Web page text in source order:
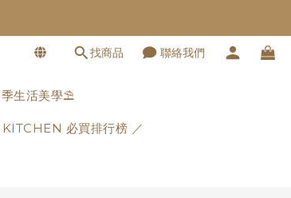
找商品 聯絡我們
季生活美學⛱️
必買排行榜 ／
立即購買